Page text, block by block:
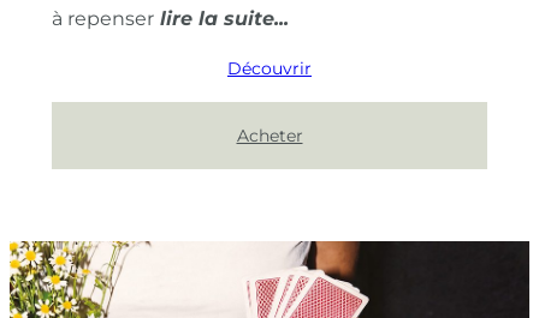
à repenser
Découvrir
Acheter